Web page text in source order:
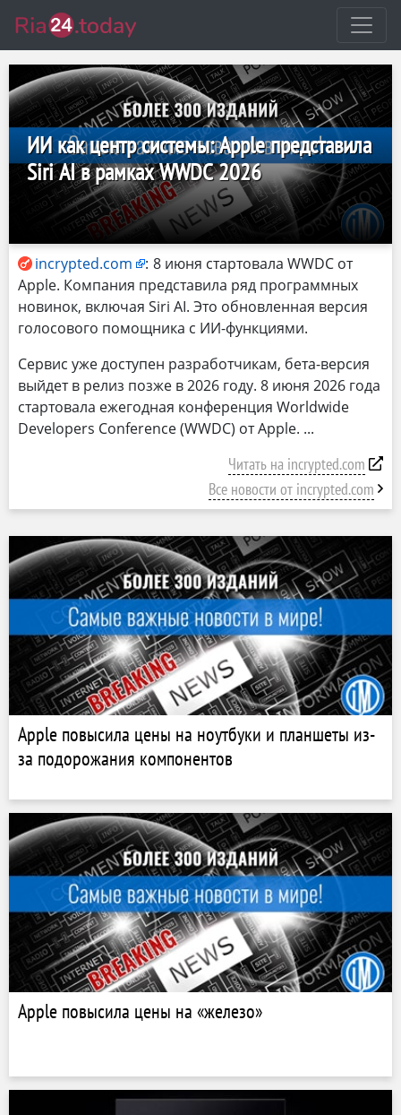
ИИ как центр системы: Apple представила
Siri AI в рамках WWDC 2026
incrypted.com : 8 июня стартовала WWDC от
Apple. Компания представила ряд программных
новинок, включая Siri AI. Это обновленная версия
голосового помощника с ИИ-функциями.
Сервис уже доступен разработчикам, бета-версия
выйдет в релиз позже в 2026 году. 8 июня 2026 года
стартовала ежегодная конференция Worldwide
Developers Conference (WWDC) от Apple.
Читать на incrypted.com
Все новости от incrypted.com
Apple повысила цены на ноутбуки и планшеты из-
за подорожания компонентов
Apple повысила цены на «железо»